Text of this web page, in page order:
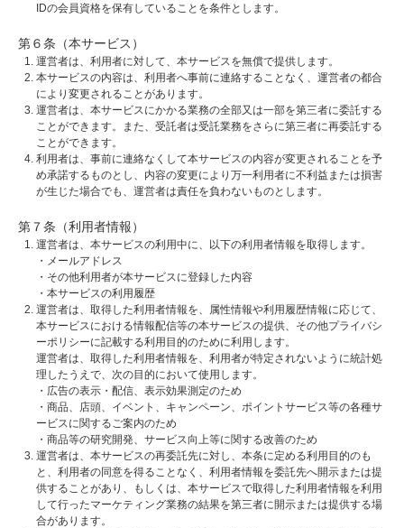
IDの会員資格を保有していることを条件とします。
第６条（本サービス）
運営者は、利用者に対して、本サービスを無償で提供します。
本サービスの内容は、利用者へ事前に連絡することなく、運営者の都合
により変更されることがあります。
運営者は、本サービスにかかる業務の全部又は一部を第三者に委託する
ことができます。また、受託者は受託業務をさらに第三者に再委託する
ことができます。
利用者は、事前に連絡なくして本サービスの内容が変更されることを予
め承諾するものとし、内容の変更により万一利用者に不利益または損害
が生じた場合でも、運営者は責任を負わないものとします。
第７条（利用者情報）
運営者は、本サービスの利用中に、以下の利用者情報を取得します。
・メールアドレス
・その他利用者が本サービスに登録した内容
・本サービスの利用履歴
運営者は、取得した利用者情報を、属性情報や利用履歴情報に応じて、
本サービスにおける情報配信等の本サービスの提供、その他プライバシ
ーポリシーに記載する利用目的のために利用します。
運営者は、取得した利用者情報を、利用者が特定されないように統計処
理したうえで、次の目的において使用します。
・広告の表示・配信、表示効果測定のため
・商品、店頭、イベント、キャンペーン、ポイントサービス等の各種サ
ービスに関するご案内のため
・商品等の研究開発、サービス向上等に関する改善のため
運営者は、本サービスの再委託先に対し、本条に定める利用目的のも
と、利用者の同意を得ることなく、利用者情報を委託先へ開示または提
供することがあり、もしくは、本サービスで取得した利用者情報を利用
して行ったマーケティング業務の結果を第三者に開示または提供する場
合があります。